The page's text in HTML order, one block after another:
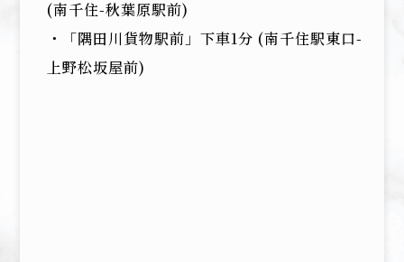
(南千住-秋葉原駅前)
・「隅田川貨物駅前」下車1分 (南千住駅東口-
上野松坂屋前)